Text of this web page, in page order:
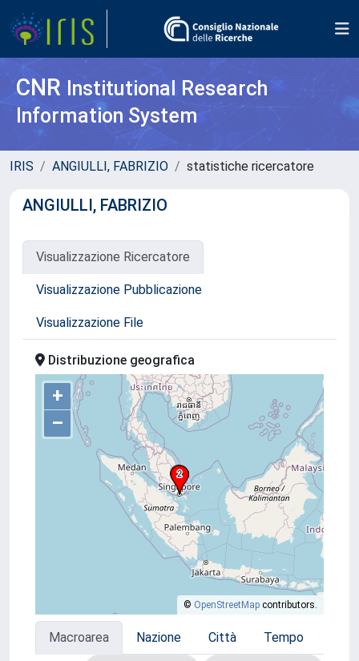
CNR Institutional Research
Information System
IRIS ANGIULLI, FABRIZIO statistiche ricercatore
ANGIULLI, FABRIZIO
Visualizzazione Ricercatore
Visualizzazione Pubblicazione
Visualizzazione File
Distribuzione geografica
+
–
© OpenStreetMap contributors.
Macroarea Nazione Città Tempo